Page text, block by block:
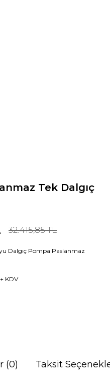
Tek Dalgıç
32.415,85 TL
Dalgıç Pompa Paslanmaz
KDV
(0) Taksit